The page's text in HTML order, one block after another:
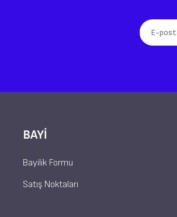
BAYI
Bayilik Formu
Satış Noktaları